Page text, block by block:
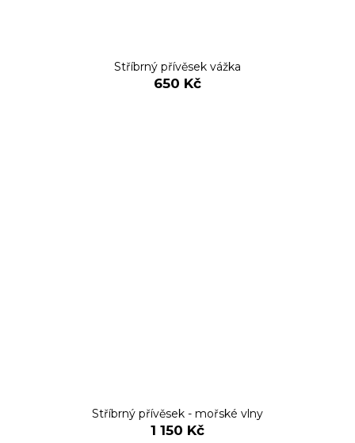
Stříbrný přívěsek vážka
650 Kč
Stříbrný přívěsek - mořské vlny
1 150 Kč